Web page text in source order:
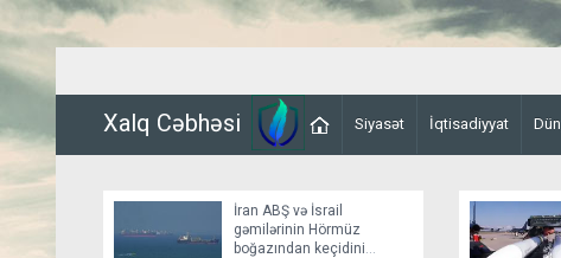
Xalq Cəbhəsi Siyasət İqtisadiyyat
İran ABŞ və İsrail
gəmilərinin Hörmüz
boğazından keçidini